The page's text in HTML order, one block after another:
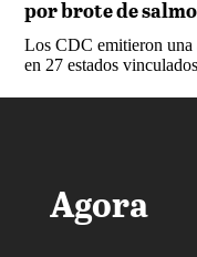
por brote de
Los CDC emitieron una
en 27 estados
Agora